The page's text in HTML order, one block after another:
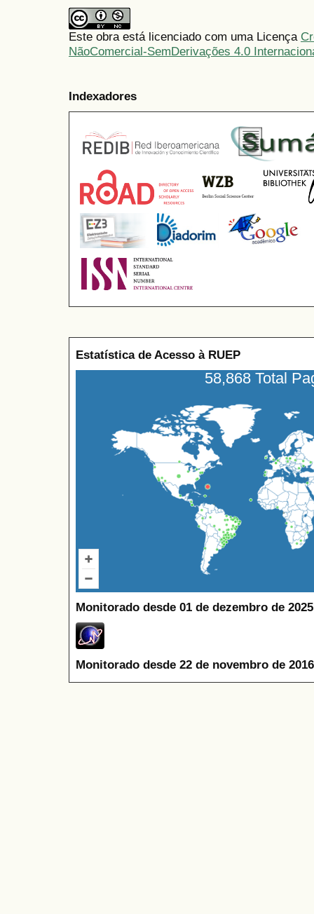
Este obra está licenciado com uma Licença
NãoComercial-SemDerivações 4.0
Indexadores
Estatística de Acesso à RUEP
58,868 Total
Monitorado desde 01 de dezembro de
Monitorado desde 22 de novembro de